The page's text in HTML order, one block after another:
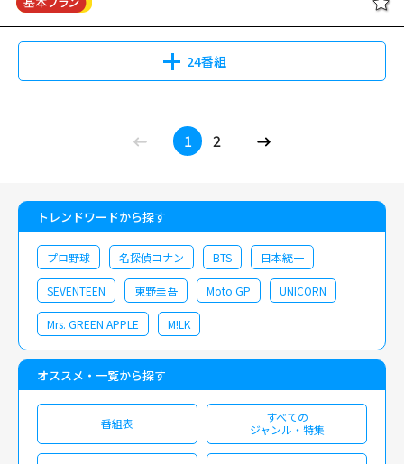
24番組
1 2
トレンドワードから探す
プロ野球 名探偵コナン BTS 日本統一
SEVENTEEN 東野圭吾 Moto GP UNICORN
Mrs. GREEN APPLE M!LK
オススメ・一覧から探す
番組表
すべての
ジャンル・特集